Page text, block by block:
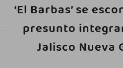
‘El Barbas’ se
presunto
Jalisco Nueva